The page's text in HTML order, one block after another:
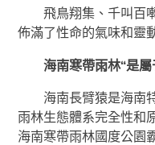
飛鳥翔集、千叫百
佈滿了性命的氣味和靈
海南寒帶雨林“是
海南長臂猿是海南
雨林生態體系完全性和
海南寒帶雨林國度公園